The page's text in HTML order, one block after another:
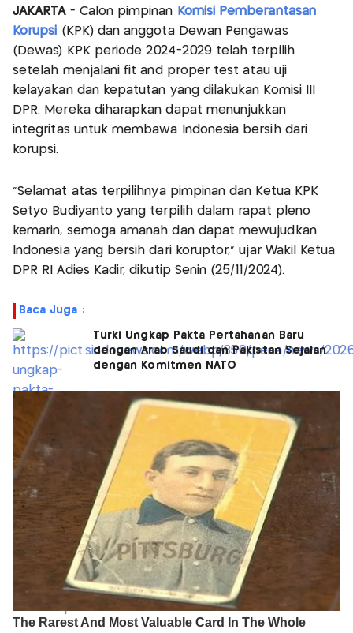
JAKARTA - Calon pimpinan Komisi Pemberantasan
Korupsi (KPK) dan anggota Dewan Pengawas
(Dewas) KPK periode 2024-2029 telah terpilih
setelah menjalani fit and proper test atau uji
kelayakan dan kepatutan yang dilakukan Komisi III
DPR. Mereka diharapkan dapat menunjukkan
integritas untuk membawa Indonesia bersih dari
korupsi.
"Selamat atas terpilihnya pimpinan dan Ketua KPK
Setyo Budiyanto yang terpilih dalam rapat pleno
kemarin, semoga amanah dan dapat mewujudkan
Indonesia yang bersih dari koruptor," ujar Wakil Ketua
DPR RI Adies Kadir, dikutip Senin (25/11/2024).
Baca Juga :
Turki Ungkap Pakta Pertahanan Baru
dengan Arab Saudi dan Pakistan Sejalan
dengan Komitmen NATO